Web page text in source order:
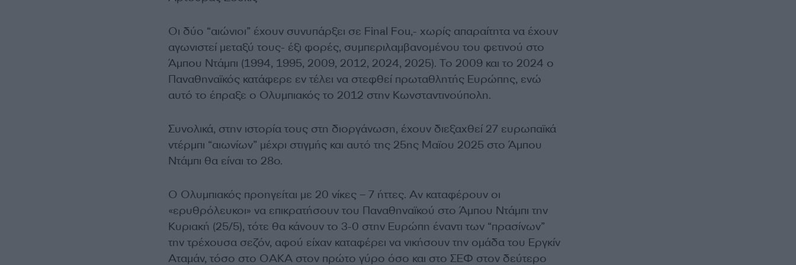
Οι δύο “αιώνιοι” έχουν συνυπάρξει σε Final Fou,- χωρίς απαραίτητα να έχουν
αγωνιστεί μεταξύ τους- έξι φορές, συμπεριλαμβανομένου του φετινού στο
Άμπου Ντάμπι (1994, 1995, 2009, 2012, 2024, 2025). Το 2009 και το 2024 ο
Παναθηναϊκός κατάφερε εν τέλει να στεφθεί πρωταθλητής Ευρώπης, ενώ
αυτό το έπραξε ο Ολυμπιακός το 2012 στην Κωνσταντινούπολη.
Συνολικά, στην ιστορία τους στη διοργάνωση, έχουν διεξαχθεί 27 ευρωπαϊκά
ντέρμπι “αιωνίων” μέχρι στιγμής και αυτό της 25ης Μαϊου 2025 στο Άμπου
Ντάμπι θα είναι το 28ο.
Ο Ολυμπιακός προηγείται με 20 νίκες – 7 ήττες. Αν καταφέρουν οι
«ερυθρόλευκοι» να επικρατήσουν του Παναθηναϊκού στο Άμπου Ντάμπι την
Κυριακή (25/5), τότε θα κάνουν το 3-0 στην Ευρώπη έναντι των “πρασίνων”
την τρέχουσα σεζόν, αφού είχαν καταφέρει να νικήσουν την ομάδα του Εργκίν
Αταμάν, τόσο στο ΟΑΚΑ στον πρώτο γύρο όσο και στο ΣΕΦ στον δεύτερο